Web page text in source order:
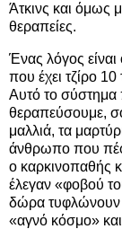
Άτκινς και όμως
θεραπείες.
Ένας λόγος
που έχει τζίρο
Αυτό το σύστημα
θεραπεύσουμε,
μαλλιά, τα
άνθρωπο που
ο καρκινοπαθής
έλεγαν «φοβού
δώρα τυφλώνουν
«αγνό κόσμο» και